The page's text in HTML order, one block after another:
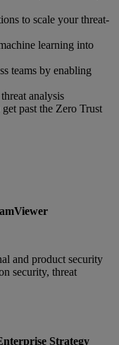
to scale your threat-
learning into
teams by enabling
analysis
past the Zero Trust
and product security
security, threat
Strategy